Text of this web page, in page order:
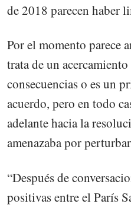
de 2018 parecen haber
Por el momento parece
trata de un
consecuencias o es un
acuerdo, pero en todo
adelante hacia la
amenazaba por
“Después de
positivas entre el París